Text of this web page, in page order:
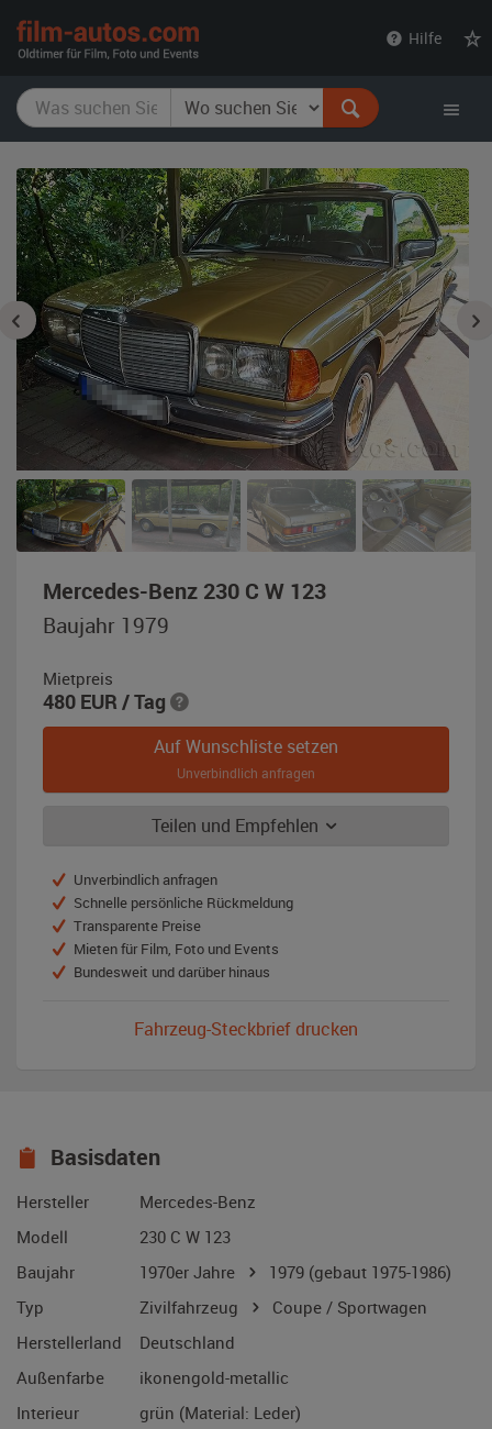
Hilfe
Mercedes-Benz 230 C W 123,
Baujahr 1979
Mietpreis
480 EUR / Tag
Auf Wunschliste setzen
Unverbindlich anfragen
Teilen und Empfehlen
Unverbindlich anfragen
Schnelle persönliche Rückmeldung
Transparente Preise
Mieten für Film, Foto und Events
Bundesweit und darüber hinaus
Fahrzeug-Steckbrief drucken
Basisdaten
Hersteller
Mercedes-Benz
Modell
230 C W 123
Baujahr
1970er Jahre 1979 (gebaut 1975-1986)
Typ
Zivilfahrzeug
Coupe / Sportwagen
Herstellerland
Deutschland
Außenfarbe
ikonengold-metallic
Interieur
grün (Material: Leder)